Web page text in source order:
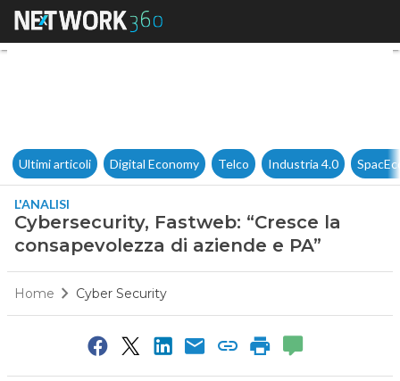
Cybersecurity, Fastweb:
Ultimi articoli Digital Economy Telco Industria 4.0
L'ANALISI
Cybersecurity, Fastweb: “Cresce la
consapevolezza di aziende e PA”
Home Cyber Security